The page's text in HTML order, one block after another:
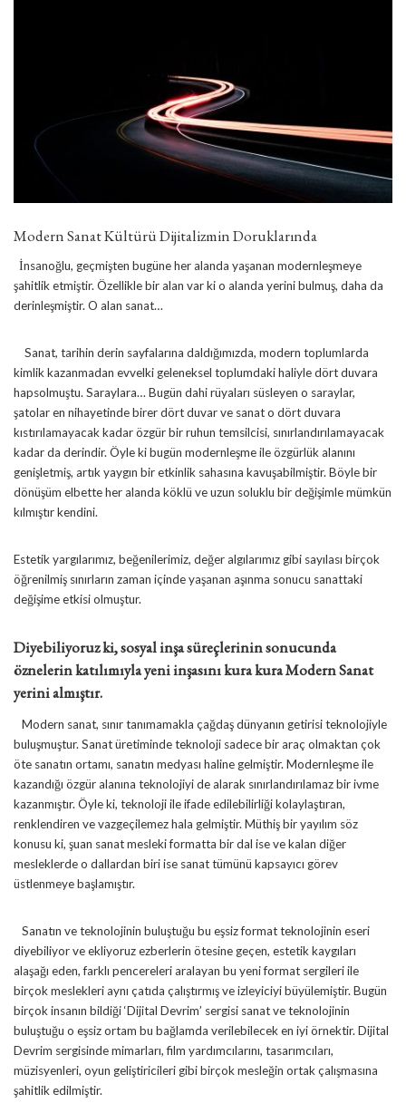
Modern Sanat Kültürü Dijitalizmin Doruklarında
İnsanoğlu, geçmişten bugüne her alanda yaşanan modernleşmeye
şahitlik etmiştir. Özellikle bir alan var ki o alanda yerini bulmuş, daha da
derinleşmiştir. O alan sanat…
Sanat, tarihin derin sayfalarına daldığımızda, modern toplumlarda
kimlik kazanmadan evvelki geleneksel toplumdaki haliyle dört duvara
hapsolmuştu. Saraylara… Bugün dahi rüyaları süsleyen o saraylar,
şatolar en nihayetinde birer dört duvar ve sanat o dört duvara
kıstırılamayacak kadar özgür bir ruhun temsilcisi, sınırlandırılamayacak
kadar da derindir. Öyle ki bugün modernleşme ile özgürlük alanını
genişletmiş, artık yaygın bir etkinlik sahasına kavuşabilmiştir. Böyle bir
dönüşüm elbette her alanda köklü ve uzun soluklu bir değişimle mümkün
kılmıştır kendini.
Estetik yargılarımız, beğenilerimiz, değer algılarımız gibi sayılası birçok
öğrenilmiş sınırların zaman içinde yaşanan aşınma sonucu sanattaki
değişime etkisi olmuştur.
Diyebiliyoruz ki, sosyal inşa süreçlerinin sonucunda
öznelerin katılımıyla yeni inşasını kura kura Modern Sanat
yerini almıştır.
Modern sanat, sınır tanımamakla çağdaş dünyanın getirisi teknolojiyle
buluşmuştur. Sanat üretiminde teknoloji sadece bir araç olmaktan çok
öte sanatın ortamı, sanatın medyası haline gelmiştir. Modernleşme ile
kazandığı özgür alanına teknolojiyi de alarak sınırlandırılamaz bir ivme
kazanmıştır. Öyle ki, teknoloji ile ifade edilebilirliği kolaylaştıran,
renklendiren ve vazgeçilemez hala gelmiştir. Müthiş bir yayılım söz
konusu ki, şuan sanat mesleki formatta bir dal ise ve kalan diğer
mesleklerde o dallardan biri ise sanat tümünü kapsayıcı görev
üstlenmeye başlamıştır.
Sanatın ve teknolojinin buluştuğu bu eşsiz format teknolojinin eseri
diyebiliyor ve ekliyoruz ezberlerin ötesine geçen, estetik kaygıları
alaşağı eden, farklı pencereleri aralayan bu yeni format sergileri ile
birçok meslekleri aynı çatıda çalıştırmış ve izleyiciyi büyülemiştir. Bugün
birçok insanın bildiği ‘Dijital Devrim’ sergisi sanat ve teknolojinin
buluştuğu o eşsiz ortam bu bağlamda verilebilecek en iyi örnektir. Dijital
Devrim sergisinde mimarları, film yardımcılarını, tasarımcıları,
müzisyenleri, oyun geliştiricileri gibi birçok mesleğin ortak çalışmasına
şahitlik edilmiştir.